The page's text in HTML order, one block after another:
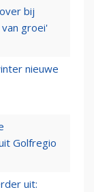
bij
groei'
nieuwe
Golfregio
uit: